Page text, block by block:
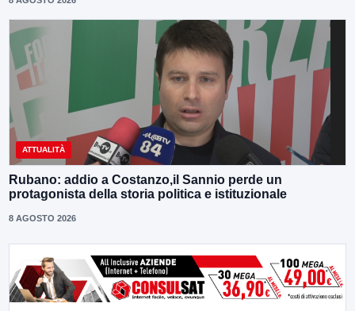
ATTUALITÀ
Rubano: addio a Costanzo,il Sannio perde un
protagonista della storia politica e istituzionale
8 AGOSTO 2026